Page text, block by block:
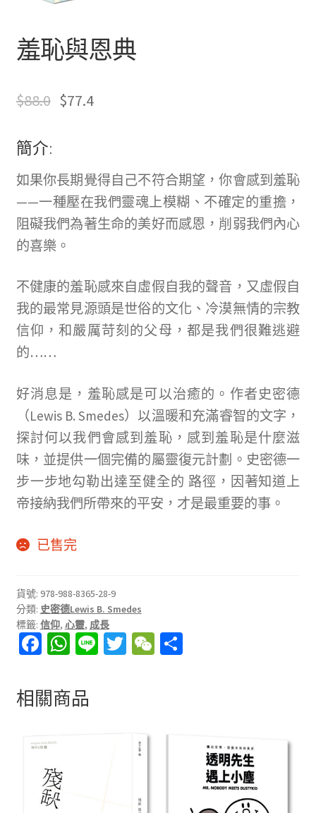
羞恥與恩典
$88.0 $77.4
簡介:
如果你長期覺得自己不符合期望，你會感到羞恥
——一種壓在我們靈魂上模糊、不確定的重擔，
阻礙我們為著生命的美好而感恩，削弱我們內心
的喜樂。
不健康的羞恥感來自虛假自我的聲音，又虛假自
我的最常見源頭是世俗的文化、冷漠無情的宗教
信仰，和嚴厲苛刻的父母，都是我們很難逃避
的……
好消息是，羞恥感是可以治癒的。作者史密德
（Lewis B. Smedes）以溫暖和充滿睿智的文字，
探討何以我們會感到羞恥，感到羞恥是什麼滋
味，並提供一個完備的屬靈復元計劃。史密德一
步一步地勾勒出達至健全的 路徑，因著知道上
帝接納我們所帶來的平安，才是最重要的事。
已售完
貨號: 978-988-8365-28-9
分類: 史密德Lewis B. Smedes
標籤: 信仰, 心靈, 成長
Fa
b
o
k
W
at
sA
Li T W
at
分
相關商品